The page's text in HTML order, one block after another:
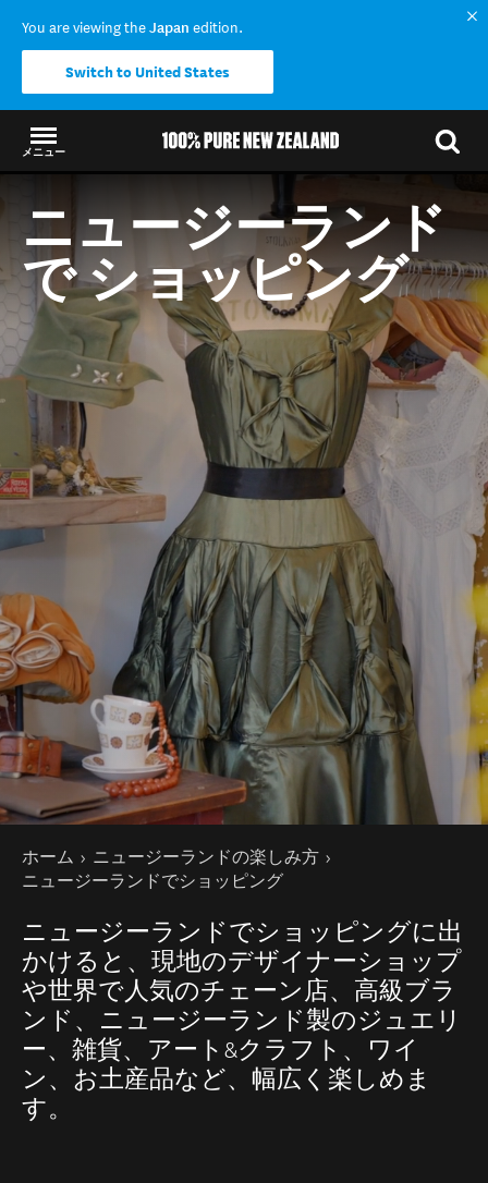
You are viewing theJapan edition.
Switch to United States
メニュー
ニュージーランド
で ショッピング
現在のページ
ホーム
ニュージーランドの楽しみ方
ニュージーランドでショッピング
ニュージーランドでショッピングに出
かけると、現地のデザイナーショップ
や世界で人気のチェーン店、高級ブラ
ンド、ニュージーランド製のジュエリ
ー、雑貨、アート&クラフト、ワイ
ン、お土産品など、幅広く楽しめま
す。